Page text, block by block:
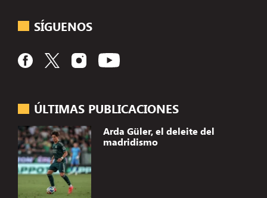
ÚLTIMAS PUBLICACIONES
Arda Güler, el deleite del
madridismo
SÍGUENOS